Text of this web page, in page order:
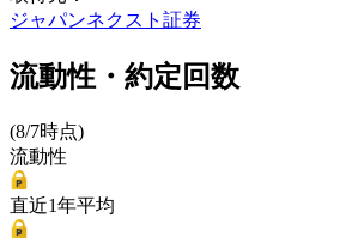
ジャパンネクスト証券
流動性・約定回数
(8/7時点)
流動性
直近1年平均